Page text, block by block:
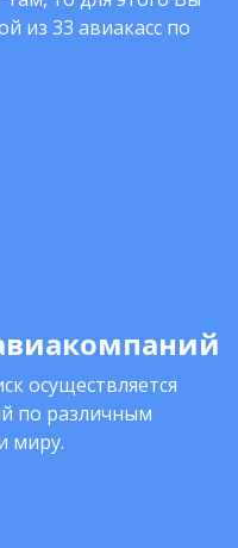
из 33 авиакасс по
осуществляется
по различным
миру.